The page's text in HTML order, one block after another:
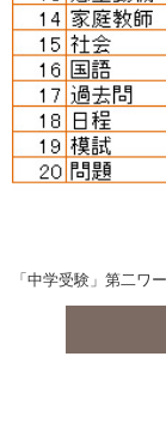
「中学受験」第二ワ